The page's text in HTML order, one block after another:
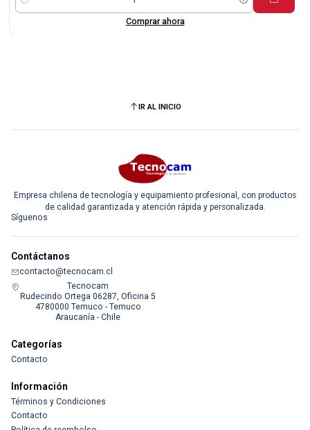
Cantidad
Comprar ahora
IR AL INICIO
Empresa chilena de tecnología y equipamiento profesional, con productos
de calidad garantizada y atención rápida y personalizada.
Síguenos
Contáctanos
contacto@tecnocam.cl
Tecnocam
Rudecindo Ortega 06287, Oficina 5
4780000 Temuco - Temuco
Araucanía - Chile
Categorías
Contacto
Información
Términos y Condiciones
Contacto